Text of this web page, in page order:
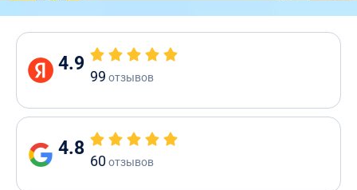
4.9
99 отзывов
4.8
60отзывов